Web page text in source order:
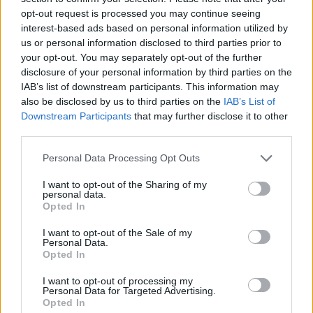
opt-out request is processed you may continue seeing
interest-based ads based on personal information utilized by
us or personal information disclosed to third parties prior to
your opt-out. You may separately opt-out of the further
disclosure of your personal information by third parties on the
IAB’s list of downstream participants. This information may
also be disclosed by us to third parties on the IAB’s List of
Downstream Participants that may further disclose it to other
Personal Data Processing Opt Outs
I want to opt-out of the Sharing of my
personal data.
Opted In
I want to opt-out of the Sale of my
Personal Data.
Opted In
I want to opt-out of processing my
Personal Data for Targeted Advertising.
Opted In
Shtuarmë5.10.2024 11:39
Tags:
burg , fatmir xhafaj , PD